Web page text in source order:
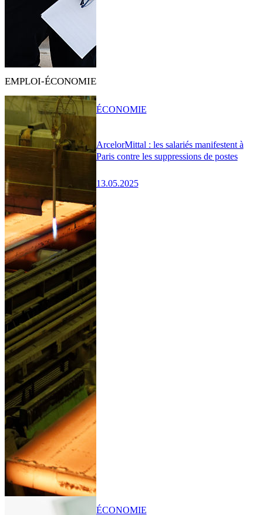
EMPLOI-ÉCONOMIE
ArcelorMittal : les salariés manifestent à
Paris contre les suppressions de postes
13.05.2025
ÉCONOMIE
ÉCONOMIE